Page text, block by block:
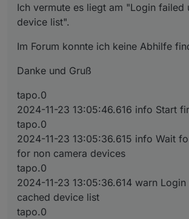
Ich vermute es liegt am "Login failed
device list".
Im Forum konnte ich keine Abhilfe
Danke und Gruß
tapo.0
2024-11-23 13:05:46.616 info Start
tapo.0
2024-11-23 13:05:36.615 info Wait
for non camera devices
tapo.0
2024-11-23 13:05:36.614 warn
cached device list
tapo.0